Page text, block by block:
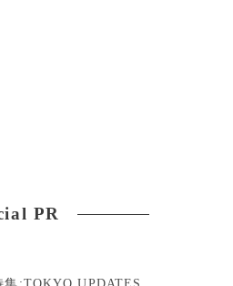
PR
集:TOKYO UPDATES